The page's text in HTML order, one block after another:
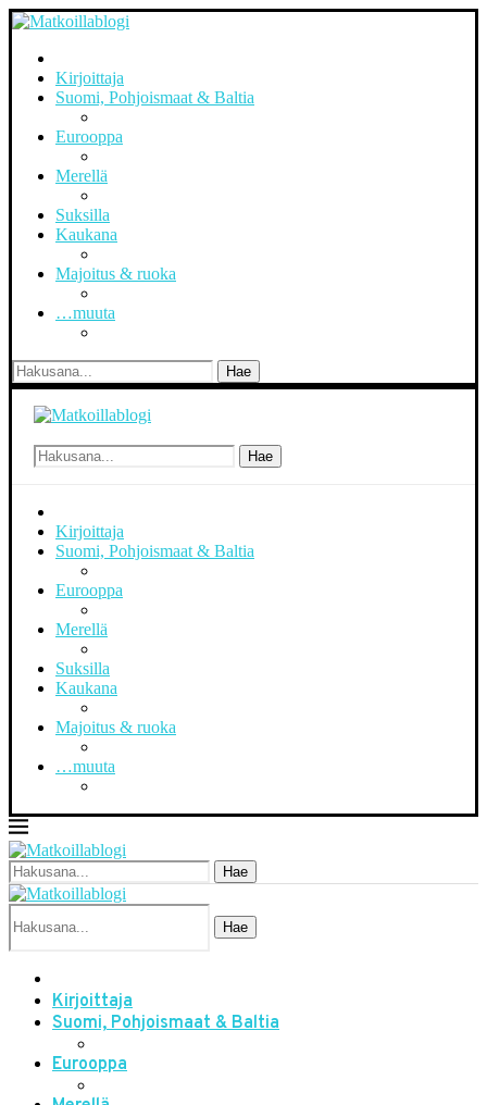
Kirjoittaja
Suomi, Pohjoismaat & Baltia
Eurooppa
Merellä
Suksilla
Kaukana
Majoitus & ruoka
…muuta
Hae
Hae
Kirjoittaja
Suomi, Pohjoismaat & Baltia
Eurooppa
Merellä
Suksilla
Kaukana
Majoitus & ruoka
…muuta
Hae
Hae
Kirjoittaja
Suomi, Pohjoismaat & Baltia
Eurooppa